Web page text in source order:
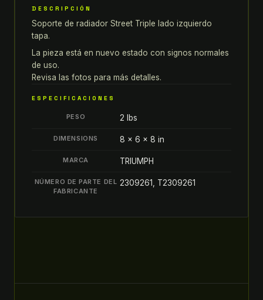
Triple
SOPORTE
DE
RADIADOR
LADO
IZQUIERDO
TAPA
DESCRIPCIÓN
Soporte de radiador Street Triple lado izquierdo
tapa.
La pieza está en nuevo estado con signos normales
de uso.
Revisa las fotos para más detalles.
ESPECIFICACIONES
PESO 2 lbs
DIMENSIONS 8 × 6 × 8 in
MARCA TRIUMPH
NÚMERO DE PARTE DEL
FABRICANTE
2309261, T2309261